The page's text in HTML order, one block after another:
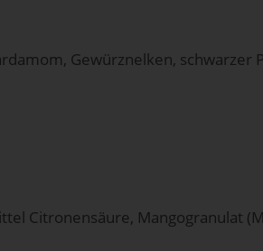
Gewürznelken, schwarzer
Citronensäure, Mangogranulat